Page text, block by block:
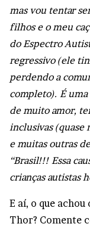
mas vou tentar
filhos e o meu
do Espectro
regressivo (ele
perdendo a
completo). É uma
de muito amor,
inclusivas (quase
e muitas outras
“Brasil!!! Essa
crianças autistas
E aí, o que
Thor? Comente